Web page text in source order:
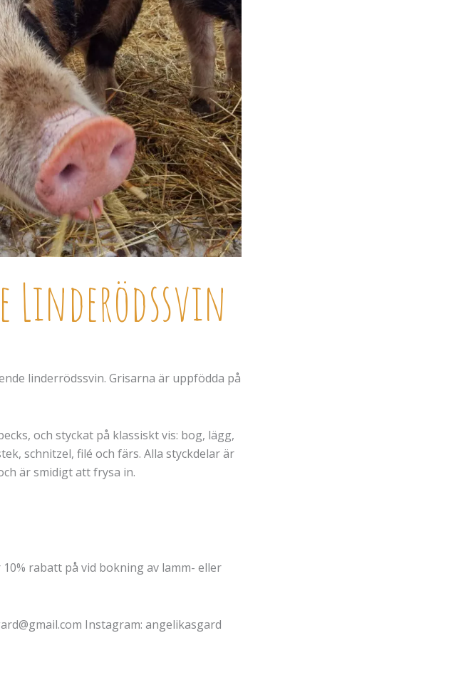
linderrödssvin. Grisarna är uppfödda på
och styckat på klassiskt vis: bog, lägg,
schnitzel, filé och färs. Alla styckdelar är
är smidigt att frysa in.
rabatt på vid bokning av lamm- eller
Instagram: angelikasgard